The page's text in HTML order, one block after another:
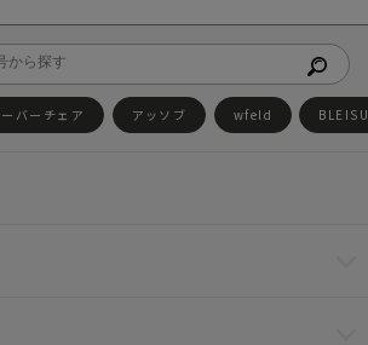
バーチェア アッソブ wfeld